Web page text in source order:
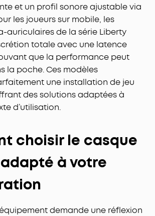
et un profil sonore ajustable via
les joueurs sur mobile, les
auriculaires de la série Liberty
totale avec une latence
que la performance peut
la poche. Ces modèles
une installation de jeu
des solutions adaptées à
d’utilisation.
choisir le casque
à votre
demande une réflexion